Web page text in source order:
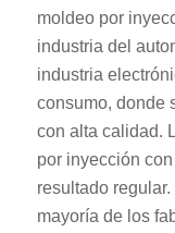
moldeo por
industria del
industria
consumo, donde
con alta calidad.
por inyección
resultado
mayoría de los